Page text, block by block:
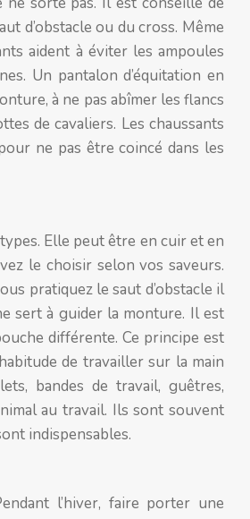
d’obstacle ou du cross. Même
aident à éviter les ampoules
Un pantalon d’équitation en
à ne pas abîmer les flancs
de cavaliers. Les chaussants
ne pas être coincé dans les
Elle peut être en cuir et en
le choisir selon vos saveurs.
pratiquez le saut d’obstacle il
sert à guider la monture. Il est
différente. Ce principe est
de travailler sur la main
bandes de travail, guêtres,
au travail. Ils sont souvent
indispensables.
l’hiver, faire porter une